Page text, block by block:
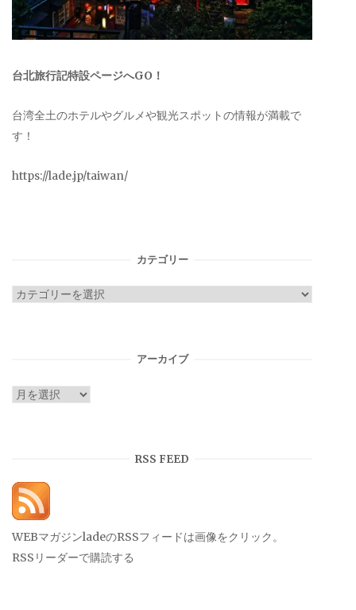
台北旅行記特設ページへGO！
台湾全土のホテルやグルメや観光スポットの情報が満載で
す！
https://lade.jp/taiwan/
カテゴリー
カ
アーカイブ
ア
RSS FEED
WEBマガジンladeのRSSフィードは画像をクリック。
RSSリーダーで購読する